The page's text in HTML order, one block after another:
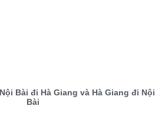
Bài đi Hà Giang và Hà Giang đi Nội
Bài